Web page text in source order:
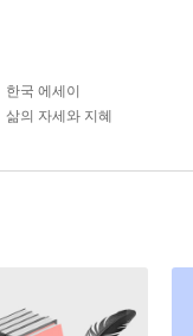
한국 에세이
삶의 자세와 지혜